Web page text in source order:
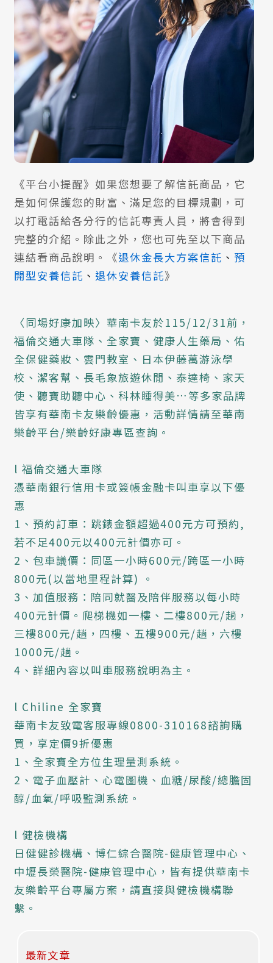
《平台小提醒》如果您想要了解信託商品，它
是如何保護您的財富、滿足您的目標規劃，可
以打電話給各分行的信託專責人員，將會得到
完整的介紹。除此之外，您也可先至以下商品
連結看商品說明。《退休金長大方案信託 、 預
開型安養信託 、 退休安養信託》
〈同場好康加映〉華南卡友於115/12/31前，
福倫交通大車隊、全家寶、健康人生藥局、佑
全保健藥妝、雲門教室、日本伊藤萬游泳學
校、潔客幫、長毛象旅遊休閒、泰達椅、家天
使、聽寶助聽中心、科林睡得美…等多家品牌
皆享有華南卡友樂齡優惠，活動詳情請至華南
樂齡平台/樂齡好康專區查詢。
l 福倫交通大車隊
憑華南銀行信用卡或簽帳金融卡叫車享以下優
惠
1、預約訂車：跳錶金額超過400元方可預約,
若不足400元以400元計價亦可。
2、包車議價：同區一小時600元/跨區一小時
800元(以當地里程計算) 。
3、加值服務：陪同就醫及陪伴服務以每小時
400元計價。爬梯機如一樓、二樓800元/趟，
三樓800元/趟，四樓、五樓900元/趟，六樓
1000元/趟。
4、詳細內容以叫車服務說明為主。
l Chiline 全家寶
華南卡友致電客服專線0800-310168諮詢購
買，享定價9折優惠
1、全家寶全方位生理量測系統。
2、電子血壓計、心電圖機、血糖/尿酸/總膽固
醇/血氧/呼吸監測系統。
l 健檢機構
日健健診機構、博仁綜合醫院-健康管理中心、
中壢長榮醫院-健康管理中心，皆有提供華南卡
友樂齡平台專屬方案，請直接與健檢機構聯
繫。
最新文章